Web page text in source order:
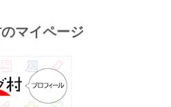
マイページ